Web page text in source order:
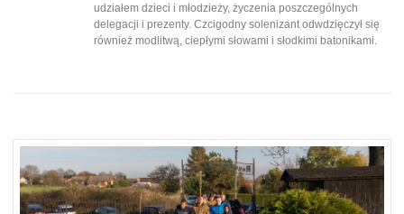
udziałem dzieci i młodzieży, życzenia poszczególnych
delegacji i prezenty. Czcigodny solenizant odwdzięczył się
również modlitwą, ciepłymi słowami i słodkimi batonikami.